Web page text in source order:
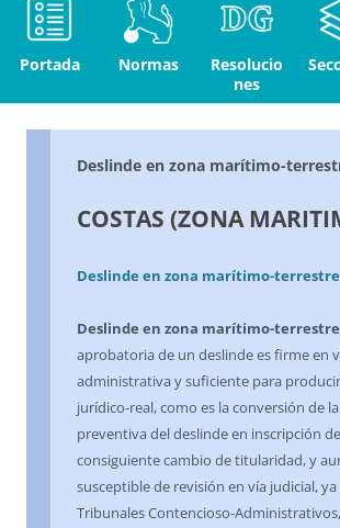
Portada Normas
Resolucio
nes
Deslinde en zona marítimo-
COSTAS (ZONA
Deslinde en zona marítimo-terrestre
Deslinde en zona marítimo-terrestre
aprobatoria de un deslinde es firme en
administrativa y suficiente para
jurídico-real, como es la conversión de
preventiva del deslinde en inscripción
consiguiente cambio de titularidad, y
susceptible de revisión en vía judicial,
Tribunales Contencioso-